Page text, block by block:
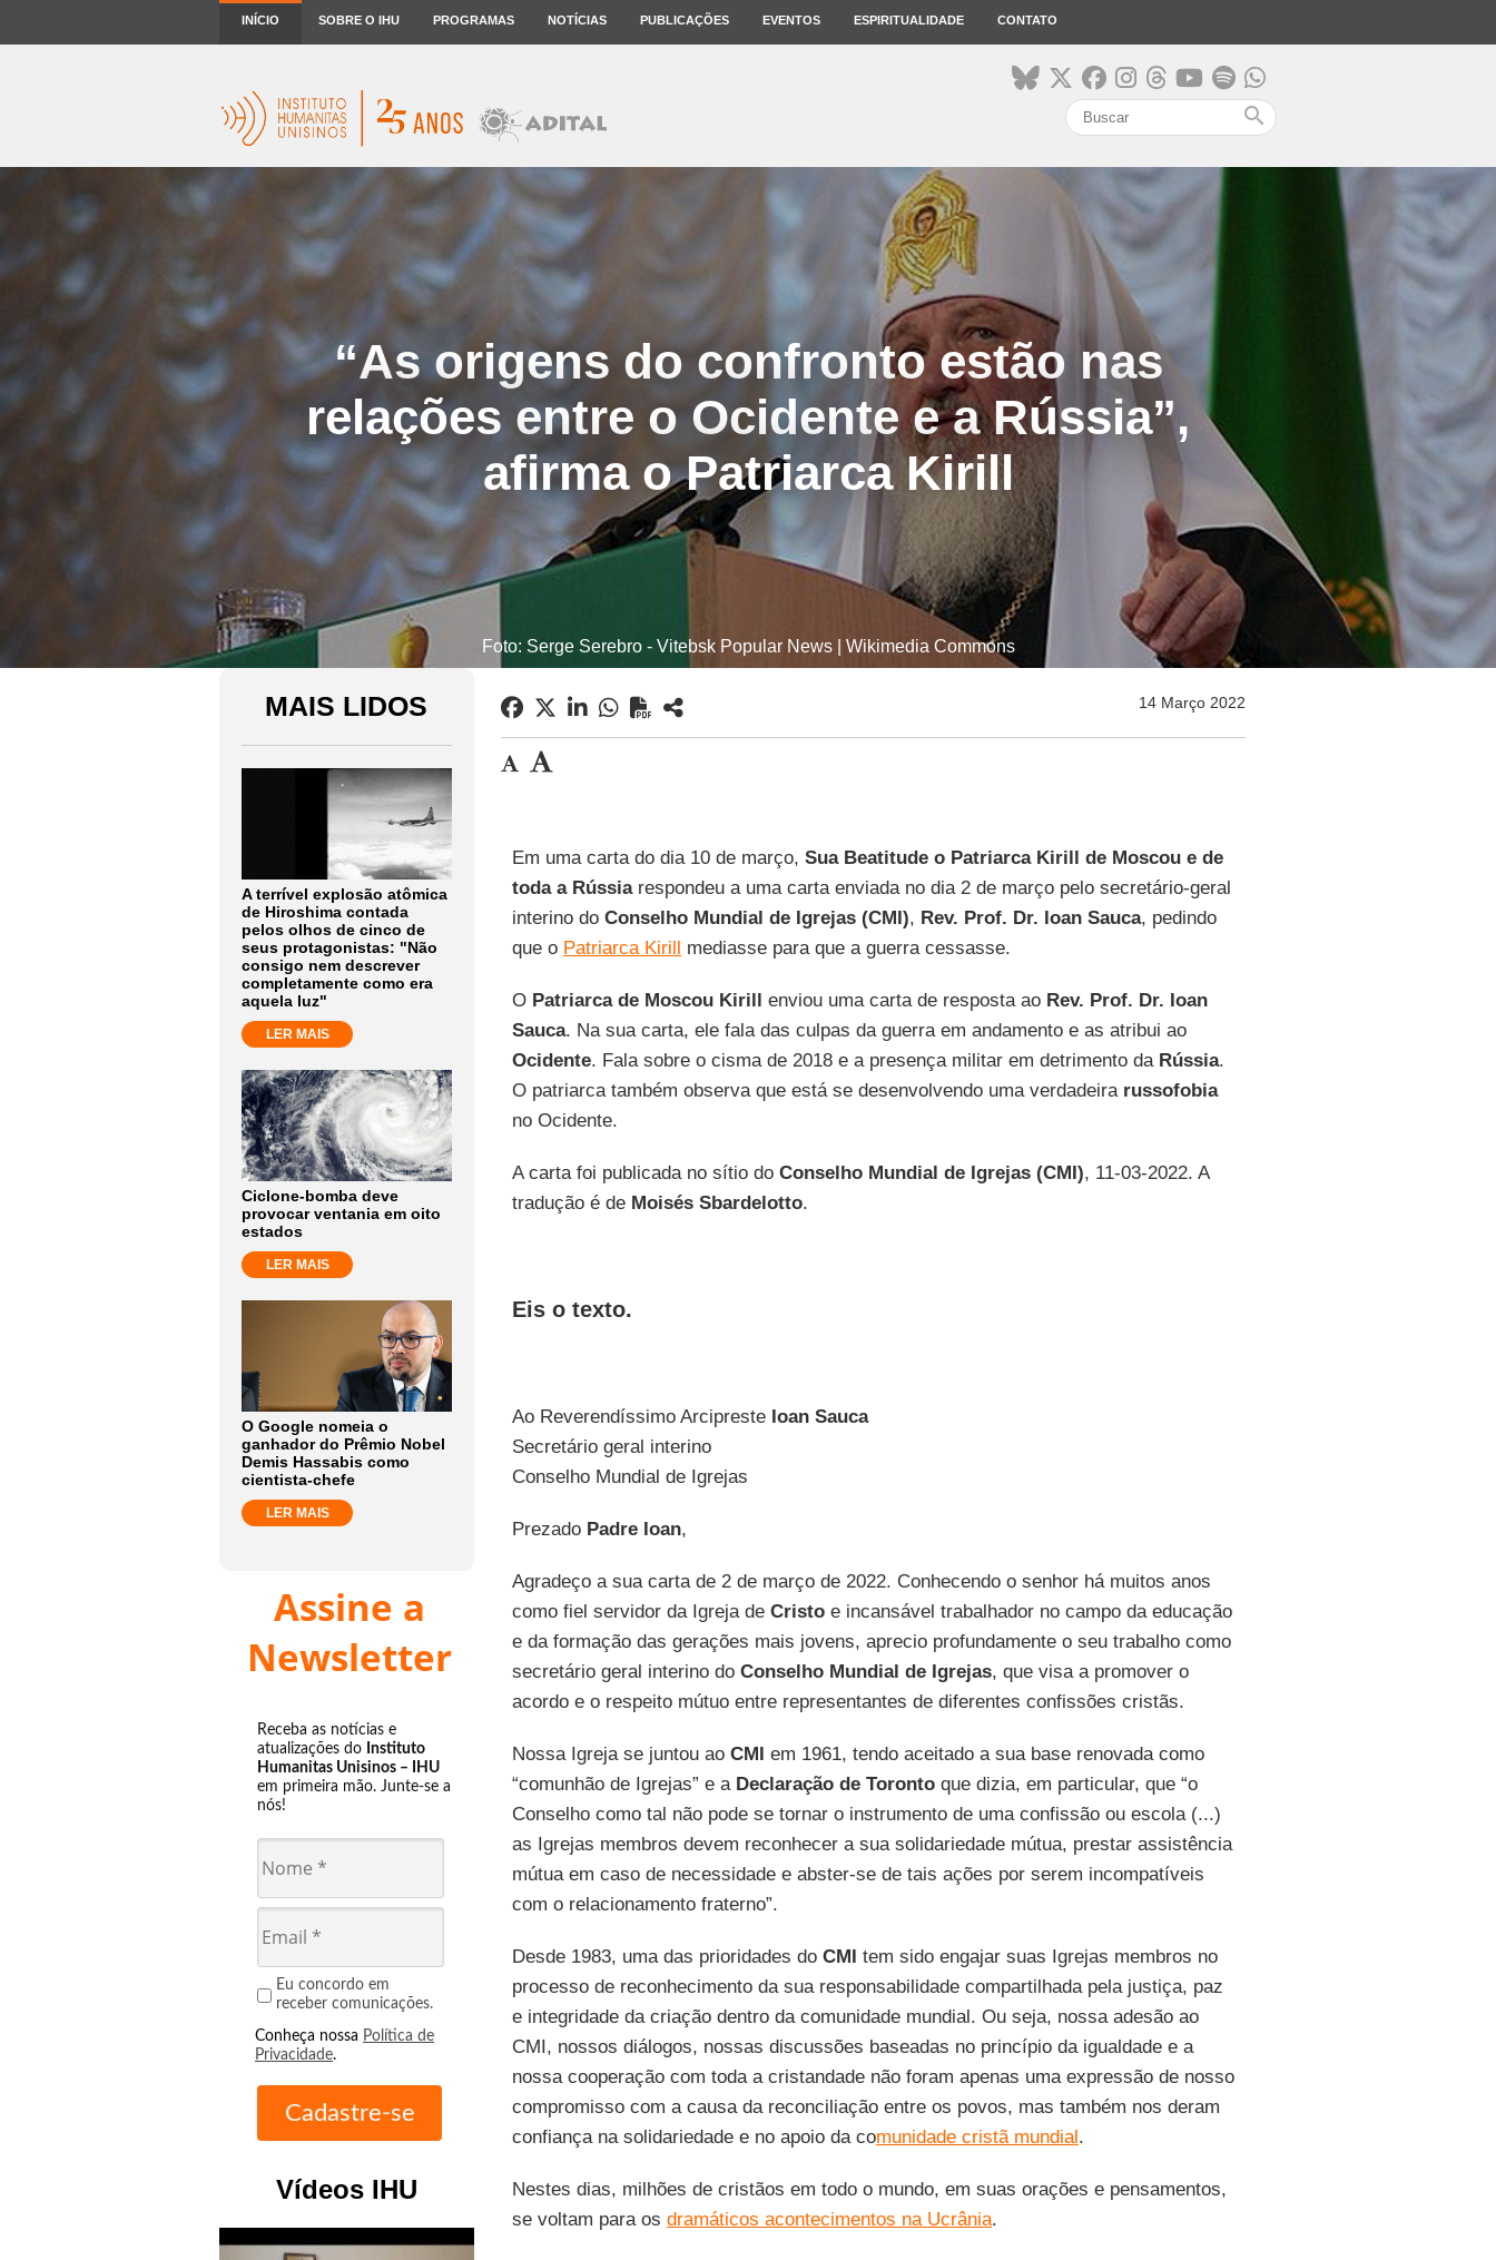
INÍCIO SOBRE O IHU PROGRAMAS NOTÍCIAS PUBLICAÇÕES EVENTOS ESPIRITUALIDADE CONTATO
search
“As origens do confronto estão nas
relações entre o Ocidente e a Rússia”,
afirma o Patriarca Kirill
Foto: Serge Serebro - Vitebsk Popular News | Wikimedia Commons
MAIS LIDOS
A terrível explosão atômica
de Hiroshima contada
pelos olhos de cinco de
seus protagonistas: "Não
consigo nem descrever
completamente como era
aquela luz"
LER MAIS
Ciclone-bomba deve
provocar ventania em oito
estados
LER MAIS
O Google nomeia o
ganhador do Prêmio Nobel
Demis Hassabis como
cientista-chefe
LER MAIS
Assine a
Newsletter
Receba as notícias e
atualizações do Instituto
Humanitas Unisinos – IHU
em primeira mão. Junte-se a
nós!
Eu concordo em
receber comunicações.
Conheça nossa Política de
Privacidade.
Vídeos IHU
14 Março 2022
Em uma carta do dia 10 de março, Sua Beatitude o Patriarca Kirill de Moscou e de
toda a Rússiarespondeu a uma carta enviada no dia 2 de março pelo secretário-geral
interino do Conselho Mundial de Igrejas (CMI), Rev. Prof. Dr. Ioan Sauca, pedindo
que o Patriarca Kirill mediasse para que a guerra cessasse.
O Patriarca de Moscou Kirill enviou uma carta de resposta ao Rev. Prof. Dr. Ioan
Sauca. Na sua carta, ele fala das culpas da guerra em andamento e as atribui ao
Ocidente. Fala sobre o cisma de 2018 e a presença militar em detrimento da Rússia.
O patriarca também observa que está se desenvolvendo uma verdadeira russofobia
no Ocidente.
A carta foi publicada no sítio do Conselho Mundial de Igrejas (CMI), 11-03-2022. A
tradução é de Moisés Sbardelotto.
Eis o texto.
Ao Reverendíssimo Arcipreste Ioan Sauca
Secretário geral interino
Conselho Mundial de Igrejas
Prezado Padre Ioan,
Agradeço a sua carta de 2 de março de 2022. Conhecendo o senhor há muitos anos
como fiel servidor da Igreja de Cristoe incansável trabalhador no campo da educação
e da formação das gerações mais jovens, aprecio profundamente o seu trabalho como
secretário geral interino do Conselho Mundial de Igrejas, que visa a promover o
acordo e o respeito mútuo entre representantes de diferentes confissões cristãs.
Nossa Igreja se juntou ao CMI em 1961, tendo aceitado a sua base renovada como
“comunhão de Igrejas” e a Declaração de Torontoque dizia, em particular, que “o
Conselho como tal não pode se tornar o instrumento de uma confissão ou escola (...)
as Igrejas membros devem reconhecer a sua solidariedade mútua, prestar assistência
mútua em caso de necessidade e abster-se de tais ações por serem incompatíveis
com o relacionamento fraterno”.
Desde 1983, uma das prioridades do CMI tem sido engajar suas Igrejas membros no
processo de reconhecimento da sua responsabilidade compartilhada pela justiça, paz
e integridade da criação dentro da comunidade mundial. Ou seja, nossa adesão ao
CMI, nossos diálogos, nossas discussões baseadas no princípio da igualdade e a
nossa cooperação com toda a cristandade não foram apenas uma expressão de nosso
compromisso com a causa da reconciliação entre os povos, mas também nos deram
confiança na solidariedade e no apoio da comunidade cristã mundial.
Nestes dias, milhões de cristãos em todo o mundo, em suas orações e pensamentos,
se voltam para os dramáticos acontecimentos na Ucrânia.